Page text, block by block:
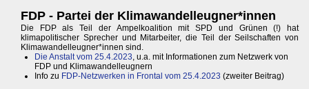
FDP - Partei der Klimawandelleugner*innen
Die FDP als Teil der Ampelkoalition mit SPD und Grünen (!) hat
klimapolitischer Sprecher und Mitarbeiter, die Teil der Seilschaften von
Klimawandelleugner*innen sind.
Die Anstalt vom 25.4.2023 , u.a. mit Informationen zum Netzwerk von
FDP und Klimawandelleugnern
Info zu FDP-Netzwerken in Frontal vom 25.4.2023 (zweiter Beitrag)